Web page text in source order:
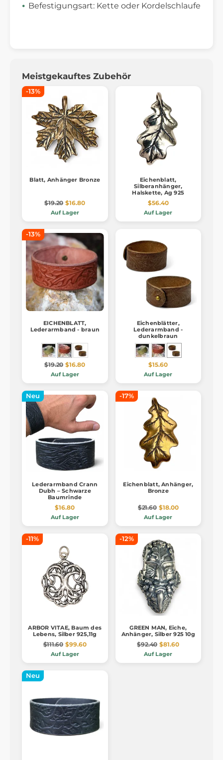
Befestigungsart: Kette oder Kordelschlaufe
Meistgekauftes Zubehör
-13%
Blatt, Anhänger Bronze
$19.20 $16.80
Auf Lager
Eichenblatt,
Silberanhänger,
Halskette, Ag 925
$56.40
Auf Lager
-13%
EICHENBLATT,
Lederarmband - braun
$19.20 $16.80
Auf Lager
Eichenblätter,
Lederarmband -
dunkelbraun
$15.60
Auf Lager
Neu
Lederarmband Crann
Dubh – Schwarze
Baumrinde
$16.80
Auf Lager
-17%
Eichenblatt, Anhänger,
Bronze
$21.60 $18.00
Auf Lager
-11%
ARBOR VITAE, Baum des
Lebens, Silber 925,11g
$111.60 $99.60
Auf Lager
-12%
GREEN MAN, Eiche,
Anhänger, Silber 925 10g
$92.40 $81.60
Auf Lager
Neu